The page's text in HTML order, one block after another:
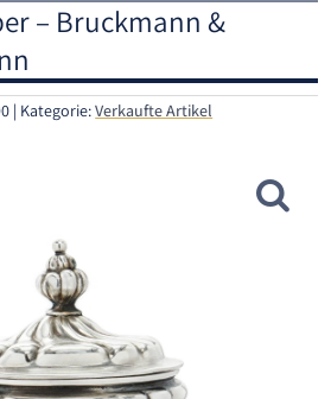
– Bruckmann &
Kategorie:Verkaufte Artikel